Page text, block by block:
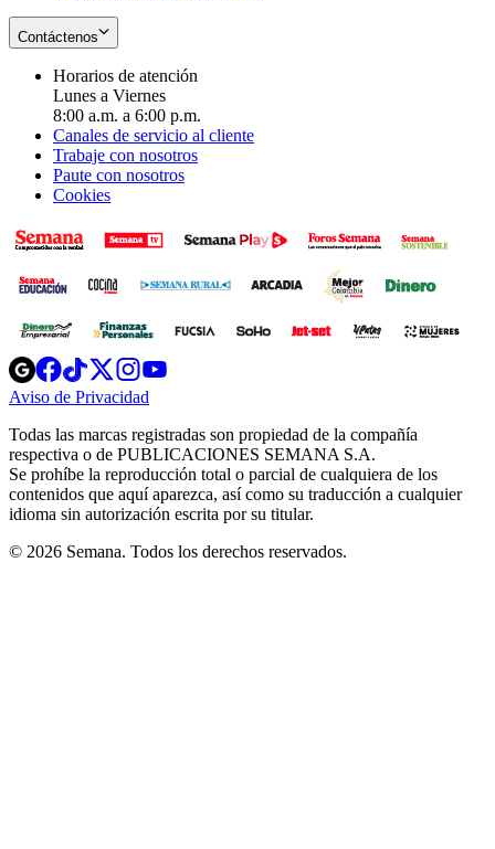
Contáctenos
Horarios de atención
Lunes a Viernes
8:00 a.m. a 6:00 p.m.
Canales de servicio al cliente
Trabaje con nosotros
Paute con nosotros
Cookies
Opens
in
new
Opens
in
new
Opens
in
new
window
Opens
new
windowwindow
Aviso de Privacidad
new
window
Todas las marcas registradas son propiedad de la compañía
respectiva o de PUBLICACIONES SEMANA S.A.
Se prohíbe la reproducción total o parcial de cualquiera de los
contenidos que aquí aparezca, así como su traducción a cualquier
idioma sin autorización escrita por su titular.
© 2026 Semana. Todos los derechos reservados.